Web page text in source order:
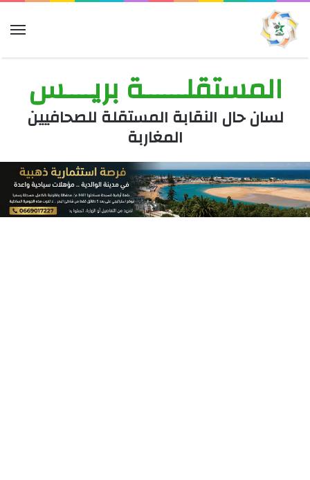
المستقلــــــة بريــــس
لسان حال النقابة المستقلة للصحافيين
المغاربة